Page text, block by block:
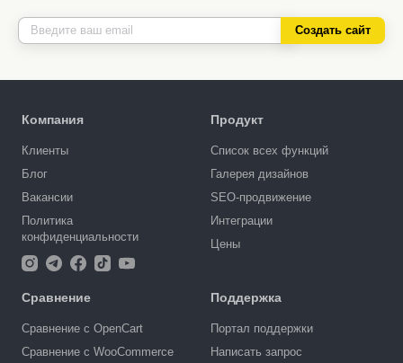
Создать сайт
Компания
Клиенты
Блог
Вакансии
Политика
конфиденциальности
Продукт
Список всех функций
Галерея дизайнов
SEO-продвижение
Интеграции
Цены
Сравнение
Сравнение с OpenCart
Сравнение с WooCommerce
Поддержка
Портал поддержки
Написать запрос